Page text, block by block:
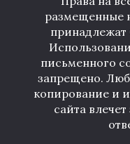
размещенные
письменного
запрещено.
копирование и
сайта